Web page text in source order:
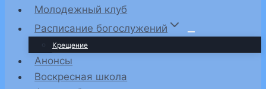
Молодежный клуб
Расписание богослужений
Крещение
Анонсы
Воскресная школа